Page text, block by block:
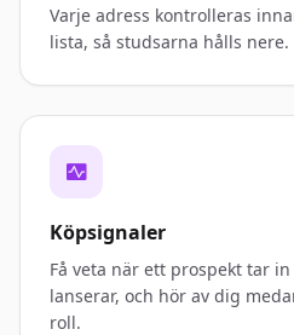
Varje adress kontrolleras
lista, så studsarna hålls nere.
Köpsignaler
Få veta när ett prospekt tar
lanserar, och hör av dig
roll.